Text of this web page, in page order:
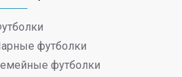
футболки
футболки